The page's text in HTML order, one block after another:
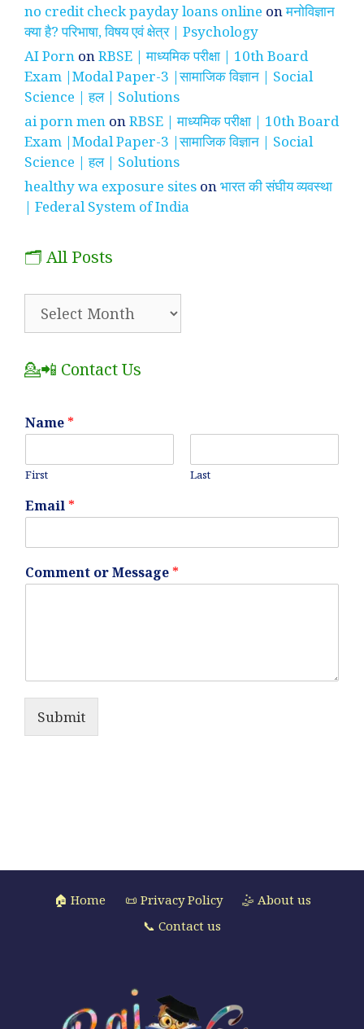
no credit check payday loans online onमनोविज्ञान
क्या है? परिभाषा, विषय एवं क्षेत्र | Psychology
AI Porn onRBSE | माध्यमिक परीक्षा | 10th Board
Exam |Modal Paper-3 |सामाजिक विज्ञान | Social
Science | हल | Solutions
ai porn men onRBSE | माध्यमिक परीक्षा | 10th Board
Exam |Modal Paper-3 |सामाजिक विज्ञान | Social
Science | हल | Solutions
healthy wa exposure sites onभारत की संघीय व्यवस्था
| Federal System of India
🗂️ All Posts
💁📲 Contact Us
Name *
First Last
Email *
Comment or Message *
Submit
🏠 Home 📜 Privacy Policy
🤹 About us
📞 Contact us